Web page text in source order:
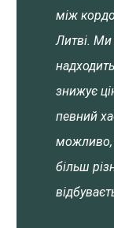
між
Литві.
знижує
певний
можливо,
більш